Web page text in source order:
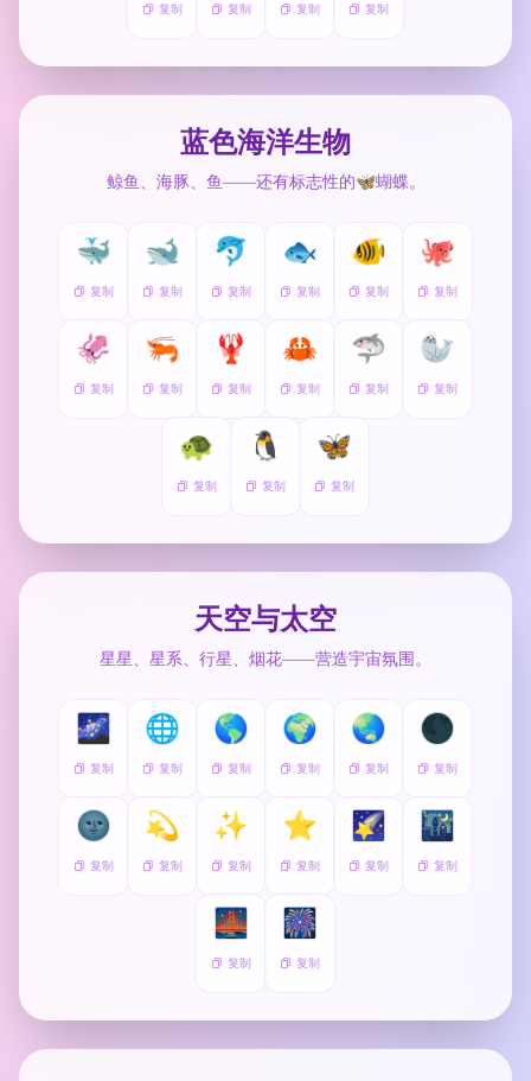
复制 复制 复制 复制
蓝色海洋生物
鲸鱼、海豚、鱼——还有标志性的🦋蝴蝶。
🐳
复制
🐋
复制
🐬
复制
🐟
复制
🐠
复制
🐙
复制
🦑
复制
🦐
复制
🦞
复制
🦀
复制
🦈
复制
🦭
复制
🐢
复制
🐧
复制
🦋
复制
天空与太空
星星、星系、行星、烟花——营造宇宙氛围。
🌌
复制
🌐
复制
🌎
复制
🌍
复制
🌏
复制
🌑
复制
🌚
复制
💫
复制
✨
复制
⭐
复制
🌠
复制
🌃
复制
🌉
复制
🎆
复制